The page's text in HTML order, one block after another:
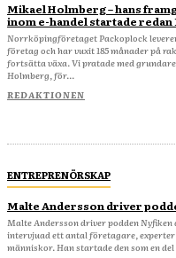
Mikael Holmberg – hans
inom e-handel startade redan
Norrköpingföretaget Packoplock
företag och har vuxit 185 månader på
fortsätta växa. Vi pratade med
Holmberg, för...
REDAKTIONEN
ENTREPRENÖRSKAP
Malte Andersson driver
Malte Andersson driver podden Nyfiken
intervjuad ett antal företagare, experter
människor. Han startade den som en del